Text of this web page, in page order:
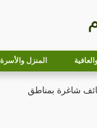
المنزل والأسرة
شاغرة بمناطق